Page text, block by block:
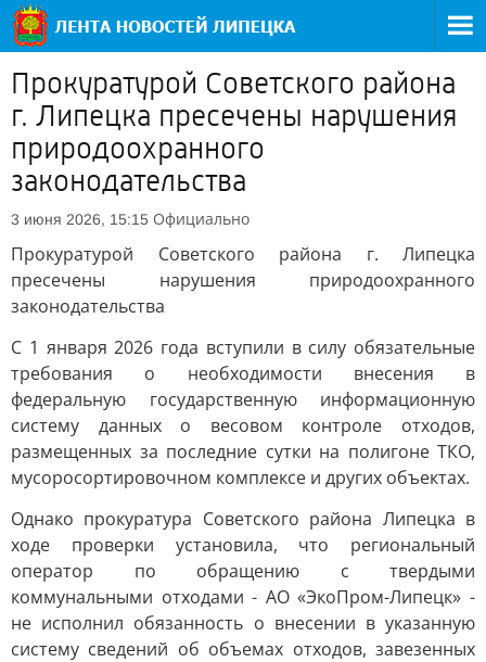
Прокуратурой Советского района
г. Липецка пресечены нарушения
природоохранного
законодательства
3 июня 2026, 15:15 Официально
Прокуратурой Советского района г. Липецка
пресечены нарушения природоохранного
законодательства
С 1 января 2026 года вступили в силу обязательные
требования о необходимости внесения в
федеральную государственную информационную
систему данных о весовом контроле отходов,
размещенных за последние сутки на полигоне ТКО,
мусоросортировочном комплексе и других объектах.
Однако прокуратура Советского района Липецка в
ходе проверки установила, что региональный
оператор по обращению с твердыми
коммунальными отходами - АО «ЭкоПром-Липецк» -
не исполнил обязанность о внесении в указанную
систему сведений об объемах отходов, завезенных